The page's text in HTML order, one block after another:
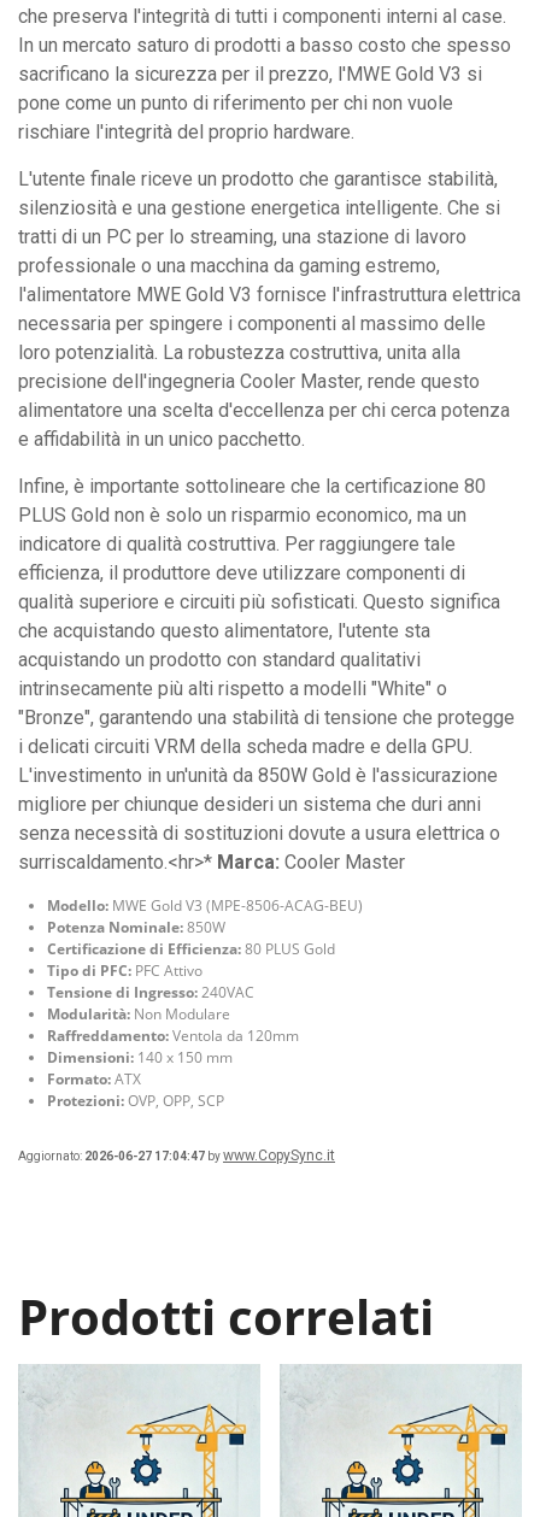
che preserva l'integrità di tutti i componenti interni al case.
In un mercato saturo di prodotti a basso costo che spesso
sacrificano la sicurezza per il prezzo, l'MWE Gold V3 si
pone come un punto di riferimento per chi non vuole
rischiare l'integrità del proprio hardware.
L'utente finale riceve un prodotto che garantisce stabilità,
silenziosità e una gestione energetica intelligente. Che si
tratti di un PC per lo streaming, una stazione di lavoro
professionale o una macchina da gaming estremo,
l'alimentatore MWE Gold V3 fornisce l'infrastruttura elettrica
necessaria per spingere i componenti al massimo delle
loro potenzialità. La robustezza costruttiva, unita alla
precisione dell'ingegneria Cooler Master, rende questo
alimentatore una scelta d'eccellenza per chi cerca potenza
e affidabilità in un unico pacchetto.
Infine, è importante sottolineare che la certificazione 80
PLUS Gold non è solo un risparmio economico, ma un
indicatore di qualità costruttiva. Per raggiungere tale
efficienza, il produttore deve utilizzare componenti di
qualità superiore e circuiti più sofisticati. Questo significa
che acquistando questo alimentatore, l'utente sta
acquistando un prodotto con standard qualitativi
intrinsecamente più alti rispetto a modelli "White" o
"Bronze", garantendo una stabilità di tensione che protegge
i delicati circuiti VRM della scheda madre e della GPU.
L'investimento in un'unità da 850W Gold è l'assicurazione
migliore per chiunque desideri un sistema che duri anni
senza necessità di sostituzioni dovute a usura elettrica o
surriscaldamento.<hr>* Marca: Cooler Master
Modello: MWE Gold V3 (MPE-8506-ACAG-BEU)
Potenza Nominale:850W
Certificazione di Efficienza:80 PLUS Gold
Tipo di PFC: PFC Attivo
Tensione di Ingresso:240VAC
Modularità: Non Modulare
Raffreddamento:Ventola da 120mm
Dimensioni: 140 x 150 mm
Formato:ATX
Protezioni:OVP, OPP, SCP
Aggiornato: 2026-06-27 17:04:47 bywww.CopySync.it
Prodotti correlati